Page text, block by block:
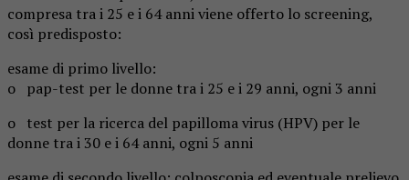
compresa tra i 25 e i 64 anni viene offerto lo screening,
così predisposto:
esame di primo livello:
o pap-test per le donne tra i 25 e i 29 anni, ogni 3 anni
o test per la ricerca del papilloma virus (HPV) per le
donne tra i 30 e i 64 anni, ogni 5 anni